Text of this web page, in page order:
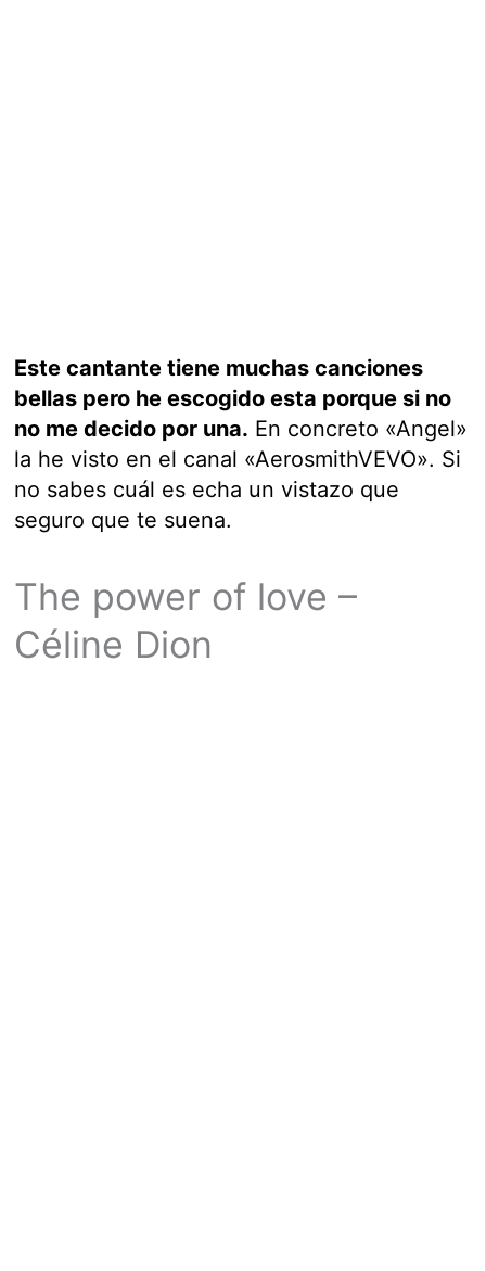
Este cantante tiene muchas canciones
bellas pero he escogido esta porque si no
no me decido por una. En concreto «Angel»
la he visto en el canal «AerosmithVEVO». Si
no sabes cuál es echa un vistazo que
seguro que te suena.
The power of love –
Céline Dion